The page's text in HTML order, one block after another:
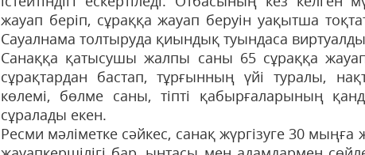
жауап беріп, сұраққа жауап беруін уақытша
Сауалнама толтыруда қиындық туындаса
Санаққа қатысушы жалпы саны 65 сұраққа
сұрақтардан бастап, тұрғынның үйі туралы,
көлемі, бөлме саны, тіпті қабырғаларының
сұралады екен.
Ресми мәліметке сәйкес, санақ жүргізуге 30